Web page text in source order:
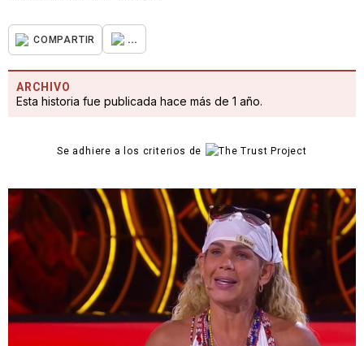
COMPARTIR ...
ARCHIVO
Esta historia fue publicada hace más de 1 año.
Se adhiere a los criterios de